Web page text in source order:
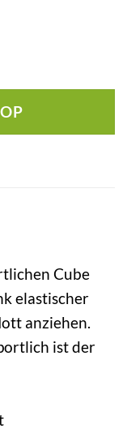
Cube
elastischer
anziehen.
ist der